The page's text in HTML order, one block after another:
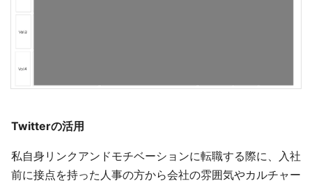
Twitterの活用
私自身リンクアンドモチベーションに転職する際に、入社
前に接点を持った人事の方から会社の雰囲気やカルチャー